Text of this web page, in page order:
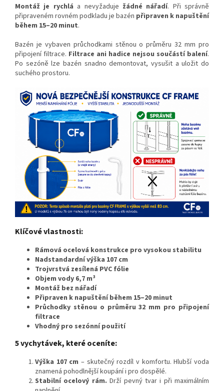
Montáž je rychlá a nevyžaduje žádné nářadí. Při správně
připraveném rovném podkladu je bazén připraven k napuštění
během 15–20 minut.
Bazén je vybaven průchodkami stěnou o průměru 32 mm pro
připojení filtrace. Filtrace ani hadice nejsou součástí balení.
Po sezóně lze bazén snadno demontovat, vysušit a uložit do
suchého prostoru.
Klíčové vlastnosti:
Rámová ocelová konstrukce pro vysokou stabilitu
Nadstandardní výška 107 cm
Trojvrstvá zesílená PVC fólie
Objem vody 6,7 m³
Montáž bez nářadí
Připraven k napuštění během 15–20 minut
Průchodky stěnou o průměru 32 mm pro připojení
filtrace
Vhodný pro sezónní použití
5 vychytávek, které oceníte:
Výška 107 cm – skutečný rozdíl v komfortu. Hlubší voda
znamená pohodlnější koupání i pro dospělé.
Stabilní ocelový rám. Drží pevný tvar i při maximálním